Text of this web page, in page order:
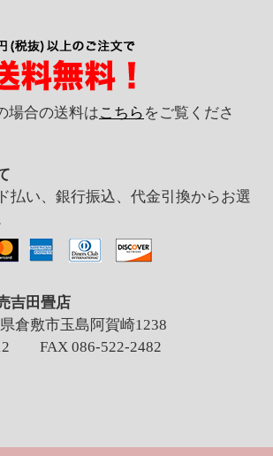
場合の送料はこちら をご覧くださ
払い、銀行振込、代金引換からお選
吉田畳店
倉敷市玉島阿賀崎1238
FAX 086-522-2482